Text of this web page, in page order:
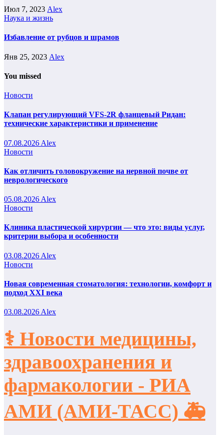
Июл 7, 2023 Alex
Наука и жизнь
Избавление от рубцов и шрамов
Янв 25, 2023 Alex
You missed
Новости
Клапан регулирующий VFS-2R фланцевый Ридан:
технические характеристики и применение
07.08.2026 Alex
Новости
Как отличить головокружение на нервной почве от
неврологического
05.08.2026 Alex
Новости
Клиника пластической хирургии — что это: виды услуг,
критерии выбора и особенности
03.08.2026 Alex
Новости
Новая современная стоматология: технологии, комфорт и
подход XXI века
03.08.2026 Alex
⚕️ Новости медицины,
здравоохранения и
фармакологии - РИА
АМИ (АМИ-ТАСС) 🚑